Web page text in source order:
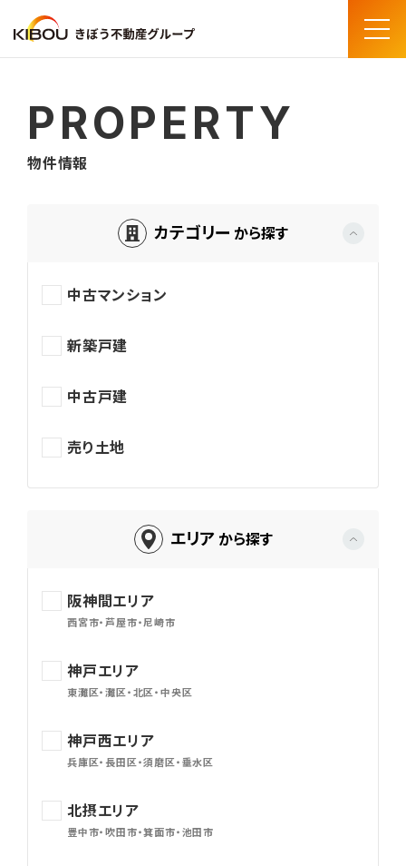
Menu
PROPERTY
物件情報
カテゴリー から探す
中古マンション
新築戸建
中古戸建
売り土地
エリア から探す
阪神間エリア
西宮市・芦屋市・尼崎市
神戸エリア
東灘区・灘区・北区・中央区
神戸西エリア
兵庫区・長田区・須磨区・垂水区
北摂エリア
豊中市・吹田市・箕面市・池田市